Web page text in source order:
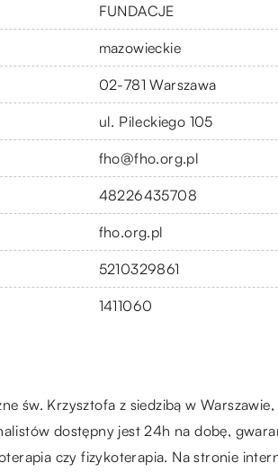
FUNDACJE
mazowieckie
02-781 Warszawa
ul. Pileckiego 105
fho@fho.org.pl
48226435708
fho.org.pl
5210329861
1411060
św. Krzysztofa z siedzibą w
dostępny jest 24h na dobę,
czy fizykoterapia. Na stronie